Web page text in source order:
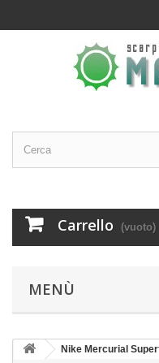
Carrello (vuoto)
MENÙ
Nike Mercurial